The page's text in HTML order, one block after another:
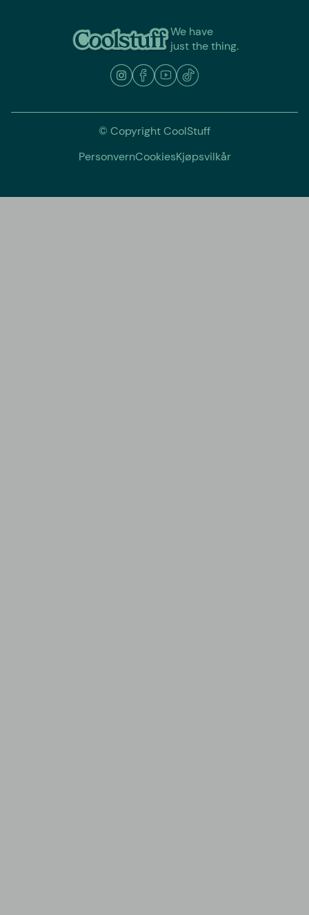
We have
just the thing.
© Copyright CoolStuff
PersonvernCookiesKjøpsvilkår